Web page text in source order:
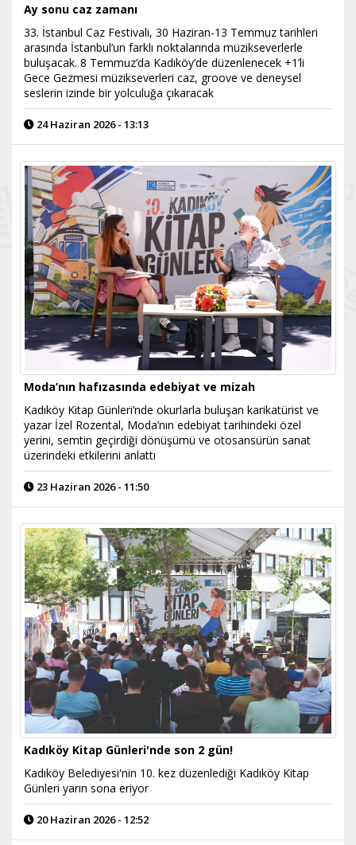
Ay sonu caz zamanı
33. İstanbul Caz Festivali, 30 Haziran-13 Temmuz tarihleri
arasında İstanbul’un farklı noktalarında müzikseverlerle
buluşacak. 8 Temmuz’da Kadıköy’de düzenlenecek +1’li
Gece Gezmesi müzikseverleri caz, groove ve deneysel
seslerin izinde bir yolculuğa çıkaracak
24 Haziran 2026 - 13:13
Moda’nın hafızasında edebiyat ve mizah
Kadıköy Kitap Günleri’nde okurlarla buluşan karikatürist ve
yazar İzel Rozental, Moda’nın edebiyat tarihindeki özel
yerini, semtin geçirdiği dönüşümü ve otosansürün sanat
üzerindeki etkilerini anlattı
23 Haziran 2026 - 11:50
Kadıköy Kitap Günleri'nde son 2 gün!
Kadıköy Belediyesi'nin 10. kez düzenlediği Kadıköy Kitap
Günleri yarın sona eriyor
20 Haziran 2026 - 12:52